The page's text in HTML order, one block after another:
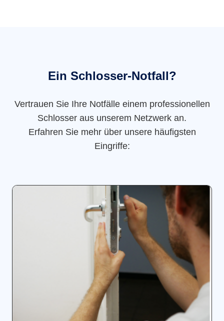
Ein Schlosser-Notfall?
Vertrauen Sie Ihre Notfälle einem professionellen
Schlosser aus unserem Netzwerk an.
Erfahren Sie mehr über unsere häufigsten
Eingriffe: